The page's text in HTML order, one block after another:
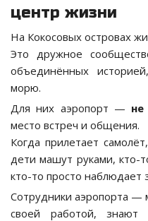
центр жизни
На Кокосовых островах
Это дружное
объединённых
морю.
Для них аэропорт —
место встреч и общения.
Когда прилетает
дети машут руками, кто-
кто-то просто наблюдает
Сотрудники аэропорта —
своей работой, знают